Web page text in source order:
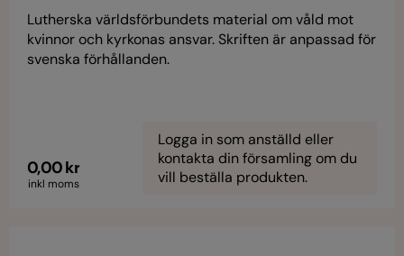
Lutherska världsförbundets material om våld mot
kvinnor och kyrkonas ansvar. Skriften är anpassad för
svenska förhållanden.
0,00 kr
inkl moms
Logga in som anställd eller
kontakta din församling om du
vill beställa produkten.